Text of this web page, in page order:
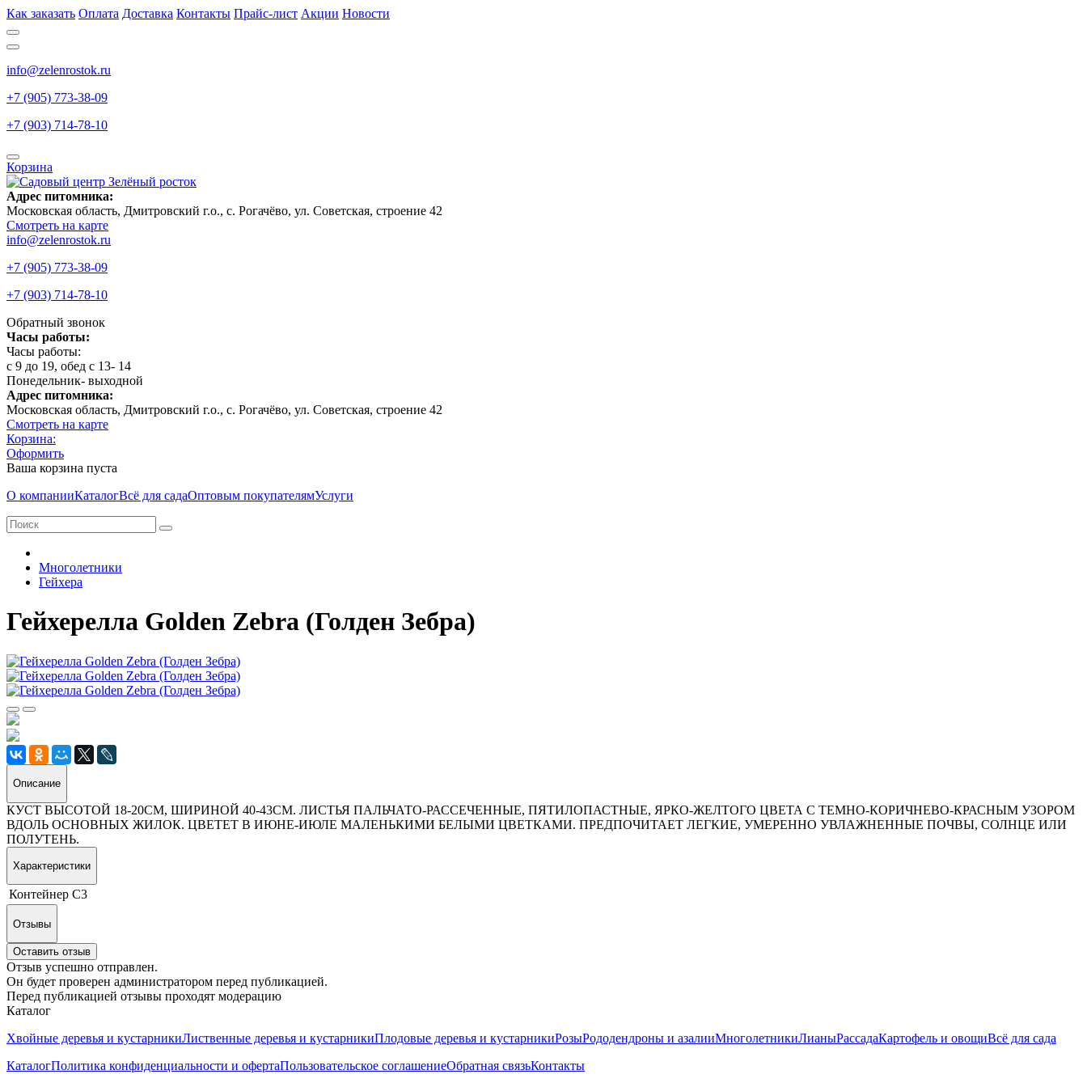
Как заказать Оплата Доставка Контакты Прайс-лист Акции Новости
info@zelenrostok.ru
+7 (905) 773-38-09
+7 (903) 714-78-10
Корзина
Адрес питомника:
Московская область, Дмитровcкий г.о., с. Рогачёво, ул. Советская, строение 42
Смотреть на карте
info@zelenrostok.ru
+7 (905) 773-38-09
+7 (903) 714-78-10
Обратный звонок
Часы работы:
Часы работы:
с 9 до 19, обед с 13- 14
Понедельник- выходной
Адрес питомника:
Московская область, Дмитровcкий г.о., с. Рогачёво, ул. Советская, строение 42
Смотреть на карте
Корзина:
Оформить
Ваша корзина пуста
О компанииКаталогВсё для садаОптовым покупателямУслуги
Многолетники
Гейхера
Гейхерелла Golden Zebra (Голден Зебра)
Описание
КУСТ ВЫСОТОЙ 18-20СМ, ШИРИНОЙ 40-43СМ. ЛИСТЬЯ ПАЛЬЧАТО-РАССЕЧЕННЫЕ, ПЯТИЛОПАСТНЫЕ, ЯРКО-ЖЕЛТОГО ЦВЕТА С ТЕМНО-КОРИЧНЕВО-КРАСНЫМ УЗОРОМ
ВДОЛЬ ОСНОВНЫХ ЖИЛОК. ЦВЕТЕТ В ИЮНЕ-ИЮЛЕ МАЛЕНЬКИМИ БЕЛЫМИ ЦВЕТКАМИ. ПРЕДПОЧИТАЕТ ЛЕГКИЕ, УМЕРЕННО УВЛАЖНЕННЫЕ ПОЧВЫ, СОЛНЦЕ ИЛИ
ПОЛУТЕНЬ.
Характеристики
Контейнер С3
Отзывы
Оставить отзыв
Отзыв успешно отправлен.
Он будет проверен администратором перед публикацией.
Перед публикацией отзывы проходят модерацию
Каталог
Хвойные деревья и кустарникиЛиственные деревья и кустарникиПлодовые деревья и кустарникиРозыРододендроны и азалииМноголетникиЛианыРассадаКартофель и овощиВсё для сада
КаталогПолитика конфиденциальности и офертаПользовательское соглашениеОбратная связьКонтакты